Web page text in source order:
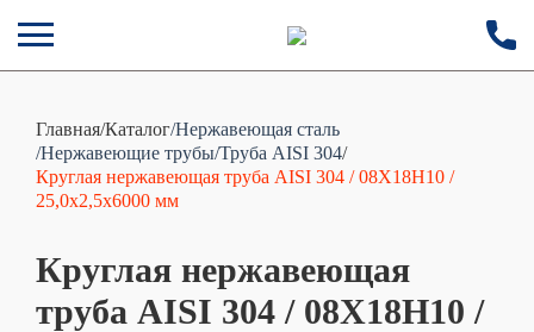
Главная/Каталог/Нержавеющая сталь
/Нержавеющие трубы/Труба AISI 304/
Круглая нержавеющая труба AISI 304 / 08Х18Н10 /
25,0х2,5х6000 мм
Круглая нержавеющая
труба AISI 304 / 08Х18Н10 /